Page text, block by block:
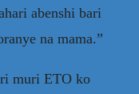
abenshi bari
na mama.”
muri ETO ko